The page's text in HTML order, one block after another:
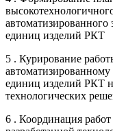
единиц изделий РКТ
5 . Курирование
единиц изделий РКТ
технологических
6 . Координация